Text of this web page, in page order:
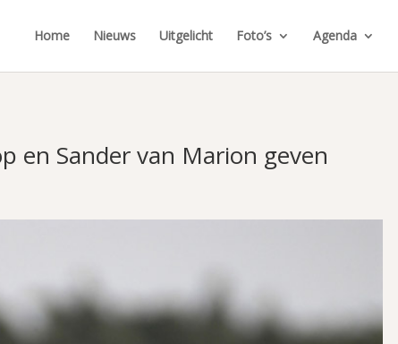
Home Nieuws Uitgelicht Foto’s Agenda
en Sander van Marion geven